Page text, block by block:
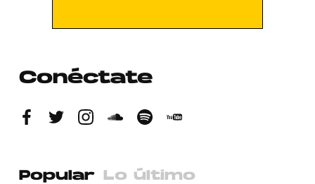
Conéctate
Popular Lo último